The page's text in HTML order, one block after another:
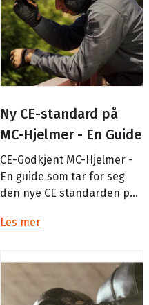
Ny CE-standard på
MC-Hjelmer - En Guide
CE-Godkjent MC-Hjelmer -
En guide som tar for seg
den nye CE standarden på
Les mer